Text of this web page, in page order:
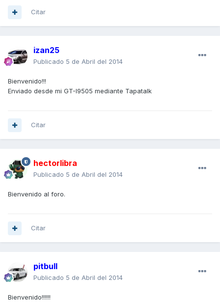
Citar
izan25
Publicado 5 de Abril del 2014
Bienvenido!!!
Enviado desde mi GT-I9505 mediante Tapatalk
Citar
hectorlibra
Publicado 5 de Abril del 2014
Bienvenido al foro.
Citar
pitbull
Publicado 5 de Abril del 2014
Bienvenido!!!!!!